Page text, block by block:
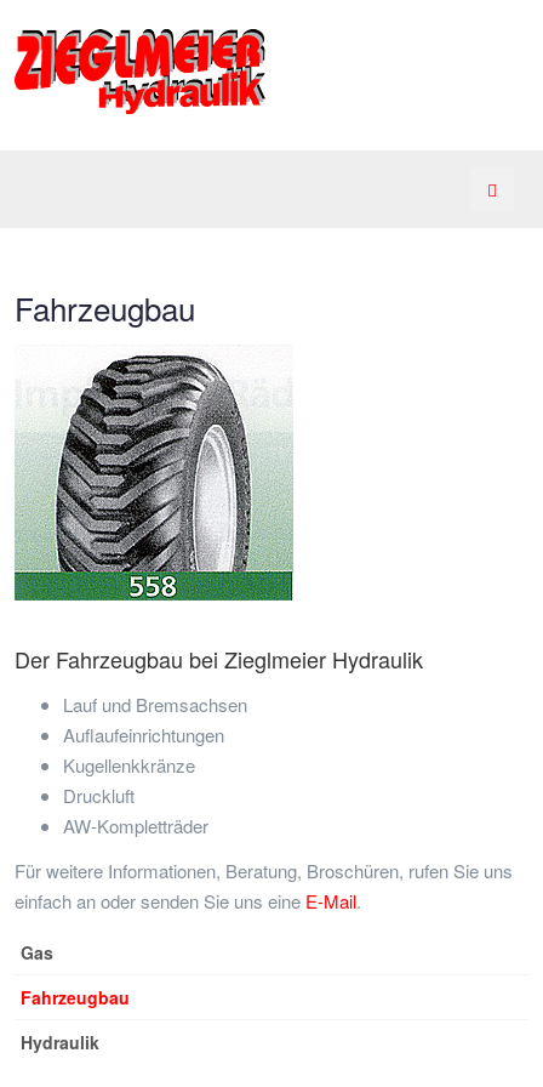
Fahrzeugbau
Der Fahrzeugbau bei Zieglmeier Hydraulik
Lauf und Bremsachsen
Auflaufeinrichtungen
Kugellenkkränze
Druckluft
AW-Kompletträder
Für weitere Informationen, Beratung, Broschüren, rufen Sie uns
einfach an oder senden Sie uns eine E-Mail.
Gas
Fahrzeugbau
Hydraulik